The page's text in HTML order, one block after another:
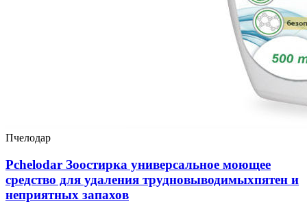
Пчелодар
Pchelodar Зоостирка универсальное моющее
средство для удаления трудновыводимыхпятен и
неприятных запахов